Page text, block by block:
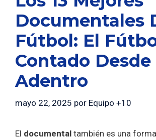
Documentales
Fútbol: El
Contado Desde
Adentro
mayo 22, 2025 por Equipo +10
El documental también es una